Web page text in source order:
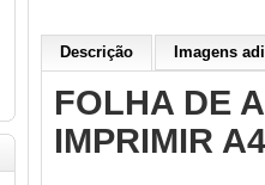
Descrição Imagens
FOLHA DE
IMPRIMIR